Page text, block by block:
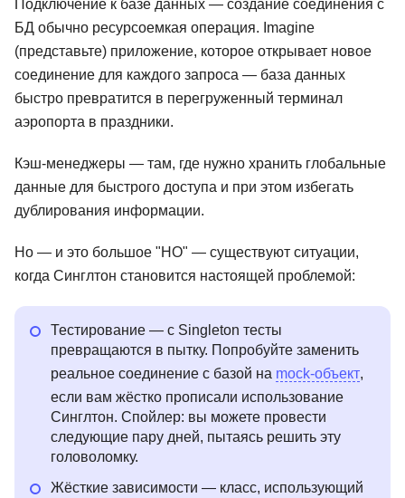
Подключение к базе данных — создание соединения с
БД обычно ресурсоемкая операция. Imagine
(представьте) приложение, которое открывает новое
соединение для каждого запроса — база данных
быстро превратится в перегруженный терминал
аэропорта в праздники.
Кэш-менеджеры — там, где нужно хранить глобальные
данные для быстрого доступа и при этом избегать
дублирования информации.
Но — и это большое "НО" — существуют ситуации,
когда Синглтон становится настоящей проблемой:
Тестирование — с Singleton тесты
превращаются в пытку. Попробуйте заменить
реальное соединение с базой на mock-объект,
если вам жёстко прописали использование
Синглтон. Спойлер: вы можете провести
следующие пару дней, пытаясь решить эту
головоломку.
Жёсткие зависимости — класс, использующий